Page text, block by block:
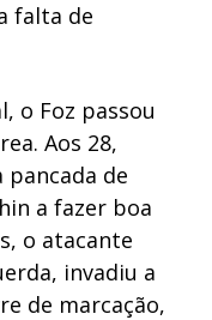
falta de
o Foz passou
Aos 28,
de
a fazer boa
o atacante
invadiu a
de marcação,